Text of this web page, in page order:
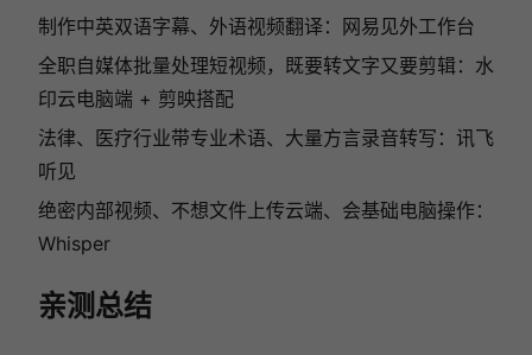
制作中英双语字幕、外语视频翻译：网易见外工作台
全职自媒体批量处理短视频，既要转文字又要剪辑：水
印云电脑端 + 剪映搭配
法律、医疗行业带专业术语、大量方言录音转写：讯飞
听见
绝密内部视频、不想文件上传云端、会基础电脑操作：
Whisper
亲测总结